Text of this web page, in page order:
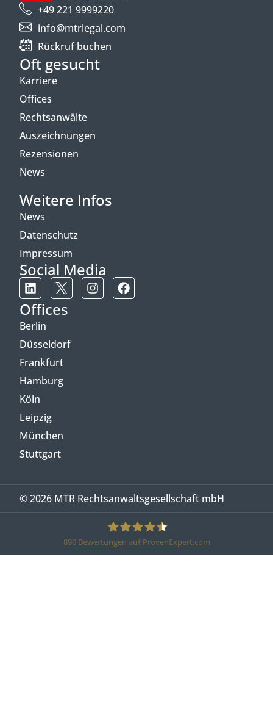
+49 221 9999220
info@mtrlegal.com
Rückruf buchen
Oft gesucht
Karriere
Offices
Rechtsanwälte
Auszeichnungen
Rezensionen
News
Weitere Infos
News
Datenschutz
Impressum
Social Media
Offices
Berlin
Düsseldorf
Frankfurt
Hamburg
Köln
Leipzig
München
Stuttgart
© 2026 MTR Rechtsanwaltsgesellschaft mbH
890Bewertungen auf ProvenExpert.com